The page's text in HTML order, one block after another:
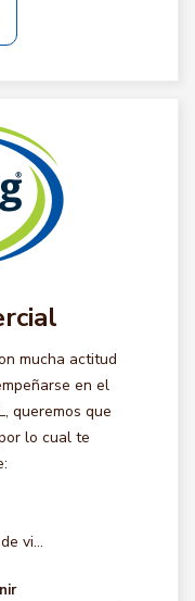
mucha actitud
en el
queremos que
lo cual te
vi...